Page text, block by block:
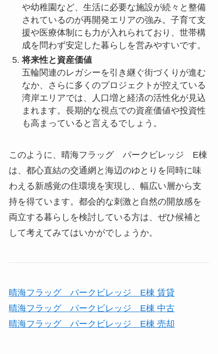
や幼稚園など、生活に必要な施設が続々と整備
されているのが再開発エリアの強み。子育て支
援や医療体制にも力が入れられており、世帯構
成を問わず安定した暮らしを営みやすいです。
将来性と資産価値
五輪関連のレガシーを引き継ぐ街づくりが進む
なか、さらに多くのプロジェクトが控えている
湾岸エリアでは、人口増と経済の活性化が見込
まれます。長期的な視点での資産価値や投資性
も高まっていると言えるでしょう。
このように、晴海フラッグ パークビレッジ E棟
は、都心直結の交通網と海辺のゆとりを同時に味
わえる新感覚の住環境を実現し、幅広い層から支
持を得ています。都会的な刺激と自然の開放感を
両立する暮らしを検討している方は、ぜひ候補と
して考えてみてはいかがでしょうか。
晴海フラッグ パークビレッジ E棟 賃貸
晴海フラッグ パークビレッジ E棟 中古
晴海フラッグ パークビレッジ E棟 売却